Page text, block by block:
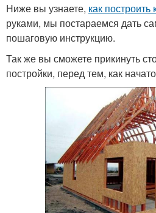
Ниже вы узнаете, как
руками, мы постараемся дать
пошаговую инструкцию.
Так же вы сможете прикинуть
постройки, перед тем, как